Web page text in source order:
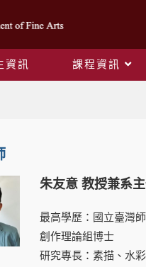
資訊 課程資訊
朱友意 教授兼系
最高學歷：國立臺灣
創作理論組博士
研究專長：素描、水